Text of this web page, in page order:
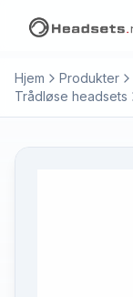
Hjem Produkter
Trådløse headsets